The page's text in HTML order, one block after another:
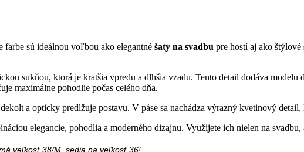
farbe sú ideálnou voľbou ako elegantné šaty na svadbu pre hostí aj ako štýlové
sukňou, ktorá je kratšia vpredu a dlhšia vzadu. Tento detail dodáva
maximálne pohodlie počas celého dňa.
a opticky predlžuje postavu. V páse sa nachádza výrazný kvetinový
elegancie, pohodlia a moderného dizajnu. Využijete ich nielen na
veľkosť 38/M, sedia na veľkosť 36!